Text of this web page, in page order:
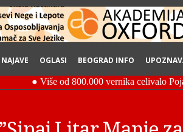
NAJAVE OGLASI BEOGRAD INFO